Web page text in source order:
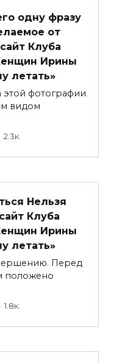
одну фразу
от
Клуба
Ирины
летать»
фотографии
видом
2.3к.
Нельзя
Клуба
Ирины
летать»
Перед
положено
1.8к.